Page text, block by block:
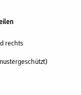
rechts